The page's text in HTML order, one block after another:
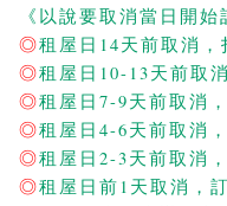
《以說要取消當日開始
◎租屋日14天前取消
◎租屋日10-13天前取
◎租屋日7-9天前取消
◎租屋日4-6天前取消
◎租屋日2-3天前取消
◎租屋日前1天取消，